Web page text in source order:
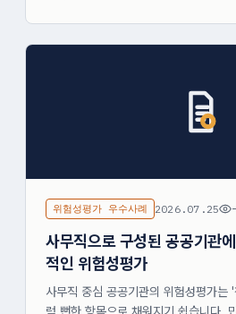
위험성평가 우수사례 2026.07.25 -
사무직으로 구성된 공공기관
적인 위험성평가
사무직 중심 공공기관의 위험성평가는
럼 뻔한 항목으로 채워지기 쉽습니다.